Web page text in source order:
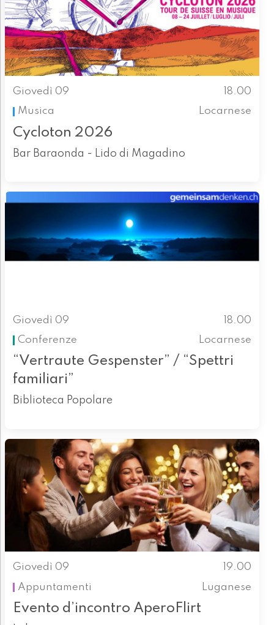
Giovedì 09
18.00
Musica
Locarnese
Cycloton 2026
Bar Baraonda - Lido di Magadino
Giovedì 09
18.00
Conferenze
Locarnese
“Vertraute Gespenster” / “Spettri
familiari”
Biblioteca Popolare
Giovedì 09
19.00
Appuntamenti
Luganese
Evento d’incontro AperoFlirt